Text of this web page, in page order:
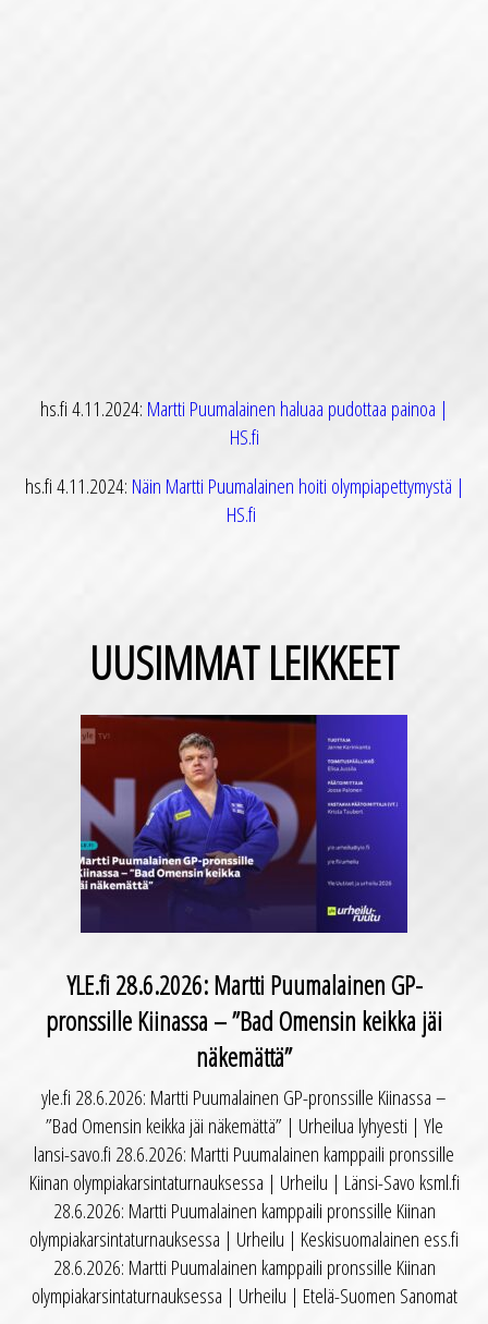
hs.fi 4.11.2024: Martti Puumalainen haluaa pudottaa painoa |
HS.fi
hs.fi 4.11.2024: Näin Martti Puumalainen hoiti olympiapettymystä |
HS.fi
UUSIMMAT LEIKKEET
YLE.fi 28.6.2026: Martti Puumalainen GP-
pronssille Kiinassa – ”Bad Omensin keikka jäi
näkemättä”
yle.fi 28.6.2026: Martti Puumalainen GP-pronssille Kiinassa –
”Bad Omensin keikka jäi näkemättä” | Urheilua lyhyesti | Yle
lansi-savo.fi 28.6.2026: Martti Puumalainen kamppaili pronssille
Kiinan olympiakarsintaturnauksessa | Urheilu | Länsi-Savo ksml.fi
28.6.2026: Martti Puumalainen kamppaili pronssille Kiinan
olympiakarsintaturnauksessa | Urheilu | Keskisuomalainen ess.fi
28.6.2026: Martti Puumalainen kamppaili pronssille Kiinan
olympiakarsintaturnauksessa | Urheilu | Etelä-Suomen Sanomat